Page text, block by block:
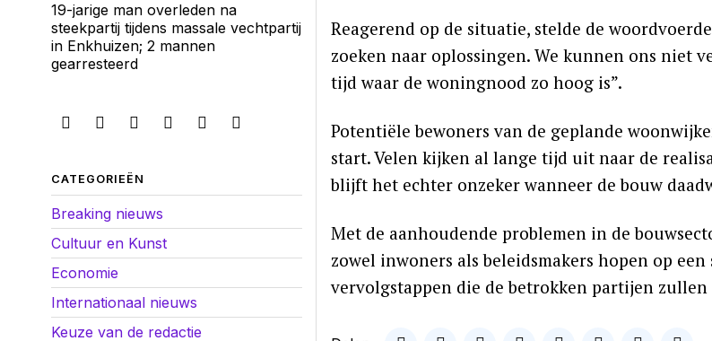
Reagerend op de situatie, stelde de
zoeken naar oplossingen. We kunnen ons niet
tijd waar de woningnood zo hoog is”.
Potentiële bewoners van de geplande
start. Velen kijken al lange tijd uit naar de
blijft het echter onzeker wanneer de bouw
Met de aanhoudende problemen in de
zowel inwoners als beleidsmakers hopen op
vervolgstappen die de betrokken partijen
19-jarige man overleden na
steekpartij tijdens massale vechtpartij
in Enkhuizen; 2 mannen
gearresteerd
CATEGORIEËN
Breaking nieuws
Cultuur en Kunst
Economie
Internationaal nieuws
Keuze van de redactie